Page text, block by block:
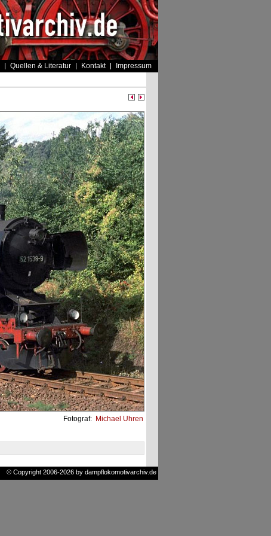
Quellen & Literatur Kontakt Impressum
Fotograf: Michael Uhren
© Copyright 2006-2026 by dampflokomotivarchiv.de